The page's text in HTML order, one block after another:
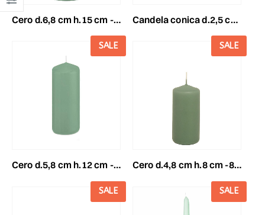
cero d.6,8 cm h.15 cm -150/68- conf.pz.12 reseda candela conica d.2,5 cmh.30 cm -300/25- conf. pz.12 reseda
SALE
cero d.5,8 cm h.12 cm -120/58- conf.pz.16 reseda
SALE
cero d.4,8 cm h.8 cm -80/48- conf.pz.24 reseda
SALE SALE